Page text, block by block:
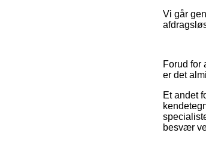
Vi går
Forud for
er det
Et andet
besvær